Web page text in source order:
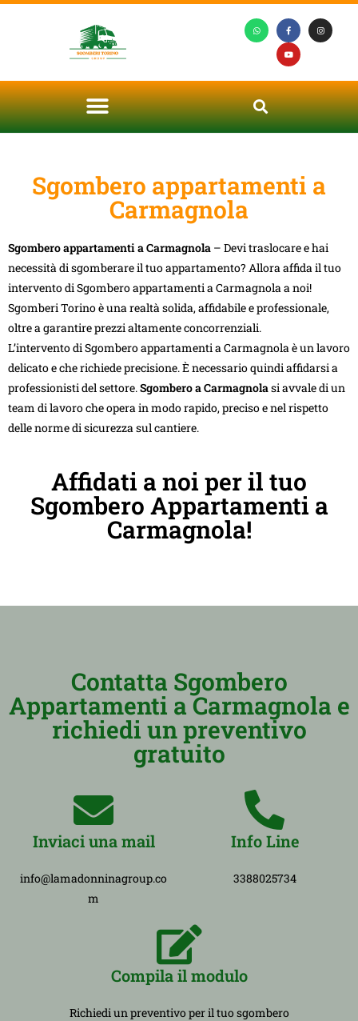
Sgombero appartamenti a
Carmagnola
Sgombero appartamenti a Carmagnola – Devi traslocare e hai
necessità di sgomberare il tuo appartamento? Allora affida il tuo
intervento di Sgombero appartamenti a Carmagnola a noi!
Sgomberi Torino è una realtà solida, affidabile e professionale,
oltre a garantire prezzi altamente concorrenziali.
L’intervento di Sgombero appartamenti a Carmagnola è un lavoro
delicato e che richiede precisione. È necessario quindi affidarsi a
professionisti del settore.Sgombero a Carmagnola si avvale di un
team di lavoro che opera in modo rapido, preciso e nel rispetto
delle norme di sicurezza sul cantiere.
Affidati a noi per il tuo
Sgombero Appartamenti a
Carmagnola!
Contatta Sgombero
Appartamenti a Carmagnola e
richiedi un preventivo
gratuito
Inviaci una mail
info@lamadonninagroup.co
m
Info Line
3388025734
Compila il modulo
Richiedi un preventivo per il tuo sgombero